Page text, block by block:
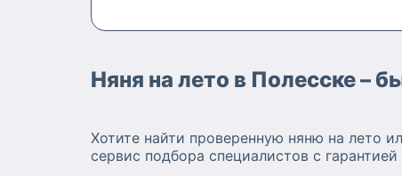
Няня на лето в Полесске –
Хотите найти проверенную няню на лето
сервис подбора специалистов с